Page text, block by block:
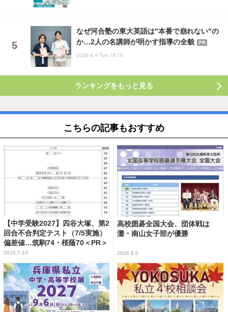
なぜ河合塾の東大英語は"本番で崩れない"の
か…2人の名講師が明かす指導の全貌
PR
2026.8.4 Tue 18:15
ランキングをもっと見る
こちらの記事もおすすめ
【中学受験2027】四谷大塚、第2
回合不合判定テスト（7/5実施）
偏差値…筑駒74・桜蔭70＜PR＞
2026.7.10
高校囲碁全国大会、団体戦は
灘・南山女子部が優勝
2026.8.5